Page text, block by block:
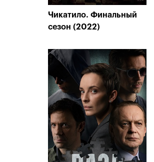
Чикатило. Финальный
сезон (2022)